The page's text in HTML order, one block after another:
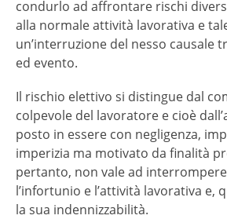
condurlo ad affrontare rischi
alla normale attività lavorativa e
un’interruzione del nesso causale
ed evento.
Il rischio elettivo si distingue dal
colpevole del lavoratore e cioè
posto in essere con negligenza,
imperizia ma motivato da finalità
pertanto, non vale ad
l’infortunio e l’attività lavorativa e,
la sua indennizzabilità.